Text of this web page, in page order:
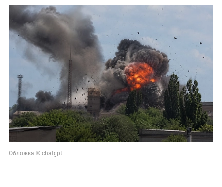
Обложка © chatgpt